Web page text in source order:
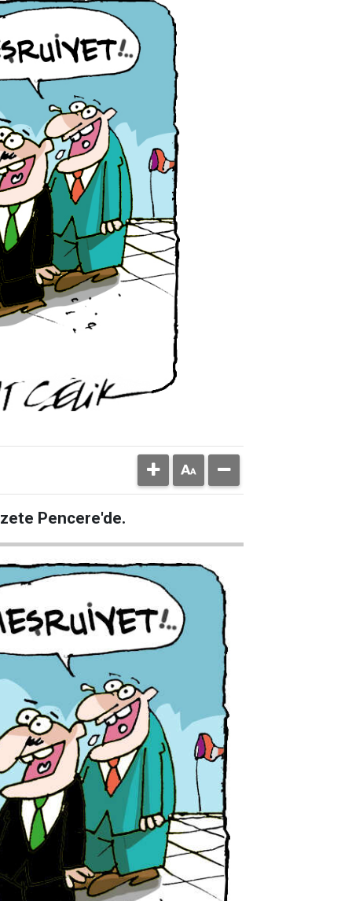
Pencere'de.